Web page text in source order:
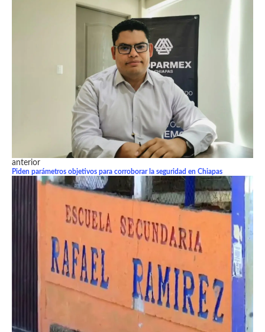
anterior
Piden parámetros objetivos para corroborar la seguridad en Chiapas